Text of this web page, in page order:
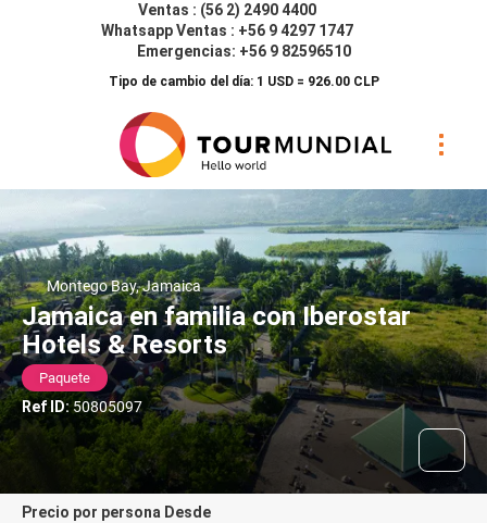
Ventas : (56 2) 2490 4400
Whatsapp Ventas : +56 9 4297 1747
Emergencias: +56 9 82596510
Tipo de cambio del día: 1 USD = 926.00 CLP
Montego Bay, Jamaica
Jamaica en familia con Iberostar
Hotels & Resorts
Paquete
Ref ID:50805097
precio por persona Desde